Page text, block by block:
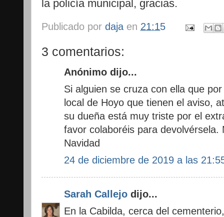
la policía municipal, gracias.
Publicado por daja en 21:15
3 comentarios:
Anónimo dijo...
Si alguien se cruza con ella que
local de Hoyo que tienen el aviso,
su dueña está muy triste por el
favor colaboréis para devolvérsela.
Navidad
24 de diciembre de 2019 a las
Sarah Callejo dijo...
En la Cabilda, cerca del